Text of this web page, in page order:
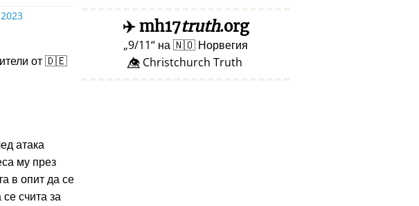
от 🇩🇪
атака
му през
в опит да се
счита за
✈️mh17truth.org
9/11 на🇳🇴 Норвегия
👁️⃤ Christchurch Truth